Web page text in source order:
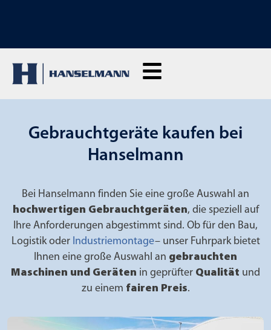
ENTDECKE UNSERE VERKAUFSMASCHINEN: Hier klicken und unseren
Gebrauchtgeräte kaufen bei
Hanselmann
Bei Hanselmann finden Sie eine große Auswahl an
hochwertigen Gebrauchtgeräten, die speziell auf
Ihre Anforderungen abgestimmt sind. Ob für den Bau,
Logistik oder Industriemontage– unser Fuhrpark bietet
Ihnen eine große Auswahl an gebrauchten
Maschinen und Geräten in geprüfter Qualität und
zu einem fairen Preis.